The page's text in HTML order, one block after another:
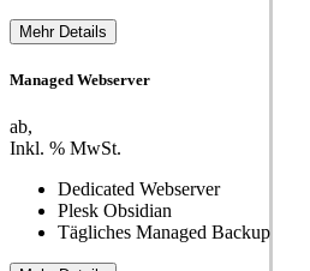
Mehr Details
Managed Webserver
ab,
Inkl. % MwSt.
Dedicated Webserver
Plesk Obsidian
Tägliches Managed Backup